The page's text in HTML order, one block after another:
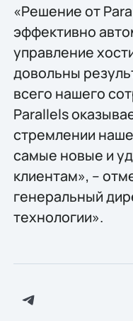
«Решение от
эффективно
управление
довольны
всего нашего
Parallels
стремлении
самые новые и
клиентам», –
генеральный
технологии».